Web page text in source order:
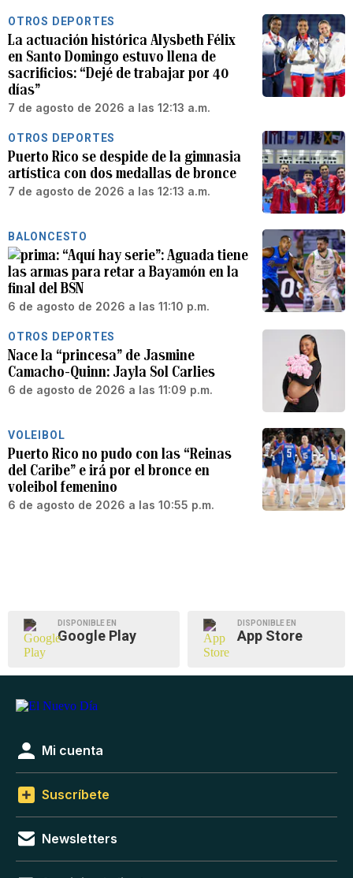
OTROS DEPORTES
La actuación histórica Alysbeth Félix
en Santo Domingo estuvo llena de
sacrificios: “Dejé de trabajar por 40
días”
7 de agosto de 2026 a las 12:13 a.m.
OTROS DEPORTES
Puerto Rico se despide de la gimnasia
artística con dos medallas de bronce
7 de agosto de 2026 a las 12:13 a.m.
BALONCESTO
“Aquí hay serie”: Aguada tiene
las armas para retar a Bayamón en la
final del BSN
6 de agosto de 2026 a las 11:10 p.m.
OTROS DEPORTES
Nace la “princesa” de Jasmine
Camacho-Quinn: Jayla Sol Carlies
6 de agosto de 2026 a las 11:09 p.m.
VOLEIBOL
Puerto Rico no pudo con las “Reinas
del Caribe” e irá por el bronce en
voleibol femenino
6 de agosto de 2026 a las 10:55 p.m.
DISPONIBLE EN
Google Play
DISPONIBLE EN
App Store
Mi cuenta
Suscríbete
Newsletters